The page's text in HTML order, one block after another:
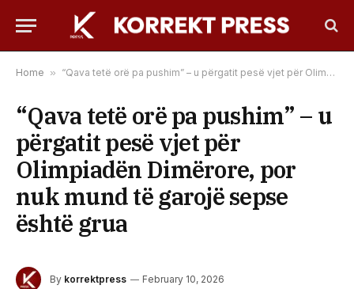
Home » “Qava tetë orë pa pushim” – u përgatit pesë vjet për Olimpiadën Dimërore, por nuk mund të garojë sepse është grua
“Qava tetë orë pa pushim” – u
përgatit pesë vjet për
Olimpiadën Dimërore, por
nuk mund të garojë sepse
është grua
By korrektpress February 10, 2026